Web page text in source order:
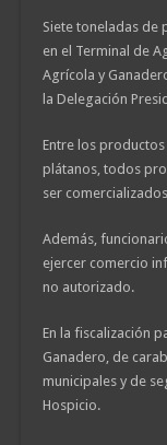
Siete toneladas de
en el Terminal de
Agrícola y
la Delegación
Entre los
plátanos, todos
ser
Además,
ejercer comercio
no autorizado.
En la fiscalización
Ganadero, de
municipales y de
Hospicio.